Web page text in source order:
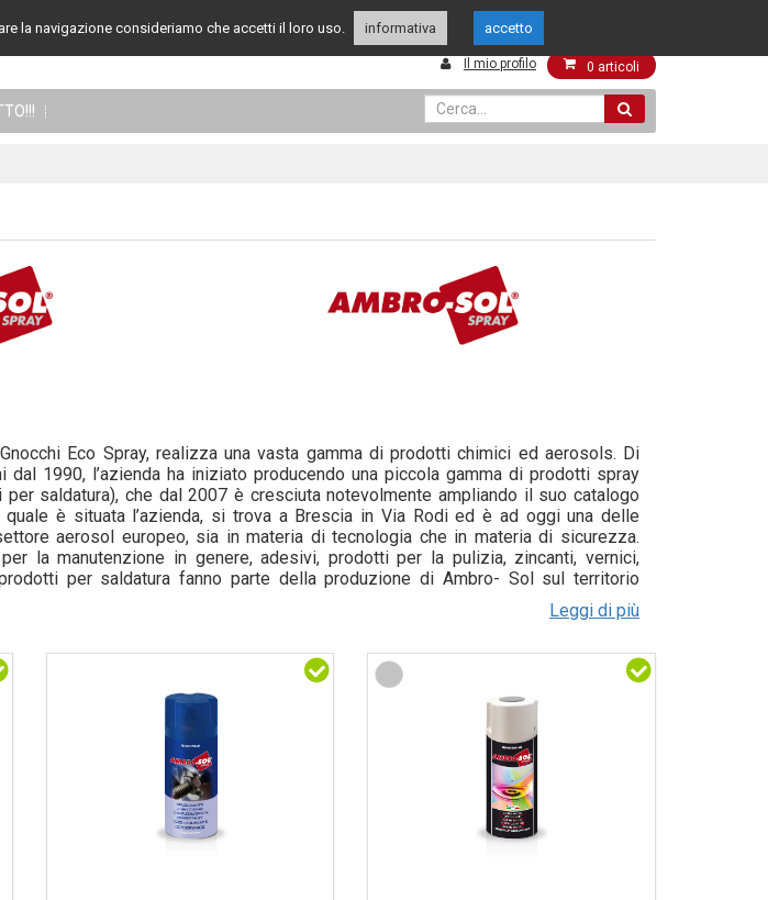
Assistenza clienti 049 8015108
349 4262144
Il mio profilo 0 articoli
Eco Spray, realizza una vasta gamma di prodotti chimici ed aerosols. Di
dal 1990, l’azienda ha iniziato producendo una piccola gamma di prodotti spray
saldatura), che dal 2007 è cresciuta notevolmente ampliando il suo catalogo
è situata l’azienda, si trova a Brescia in Via Rodi ed è ad oggi una delle
aerosol europeo, sia in materia di tecnologia che in materia di sicurezza.
la manutenzione in genere, adesivi, prodotti per la pulizia, zincanti, vernici,
per saldatura fanno parte della produzione di Ambro- Sol sul territorio
in Italy quindi, i prodotti marcati Ambro-Sol risultano sicuri e all’avanguardia.
l’azienda si possono sintetizzare nei seguenti concetti: lo sviluppo qualitativo e
qualità-prezzo; un'assistenza professionale ed efficiente per poter fidelizzare la
regole che Ambro-Sol segue scrupolosamente, creando uno stretto legame di
Sol, quindi, si presenta come brand specializzato nella produzione e nella
spray, in grado di costruire un'immagine che comunichi grande tecnica, affidabilità
e del target di riferimento.
Leggi di più
la navigazione consideriamo che accetti il loro uso. informativa accetto